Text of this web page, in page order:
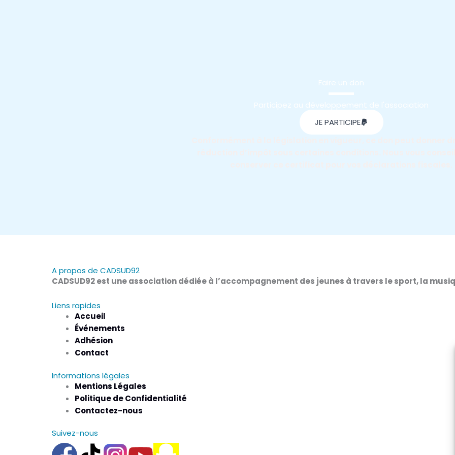
Faire un don
Participez au développement de l'association
JE PARTICIPE
A propos de CADSUD92
CADSUD92 est une association dédiée à l’accompagnement des jeunes à travers le sport, la
Liens rapides
Accueil
Événements
Adhésion
Contact
Informations légales
Mentions Légales
Politique de Confidentialité
Contactez-nous
Suivez-nous